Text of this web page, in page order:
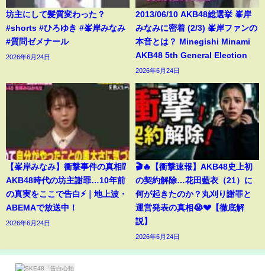
坊主にして髪質変わった？
#shorts #ひろゆき #峯岸みなみ
#質問ゼメナール
2026年6月24日
2013/06/10 AKB48総選挙 峯岸
みなみに密着 (2/3) 峯岸ファンの
本音とは？ Minegishi Minami
AKB48 5th General Election
2026年6月24日
【峯岸みなみ】衝撃事件の真相⁉️
AKB48時代の坊主謝罪…10年前
の真実をここで告白⚡️｜地上波・
ABEMAで放送中！
2026年6月24日
🎬🔥【衝撃速報】AKB48史上初
の契約解除…花田藍衣（21）に
何が起きたのか？丸刈り謝罪と
運営発表の真相😭💔【徹底解
説】
2026年6月24日